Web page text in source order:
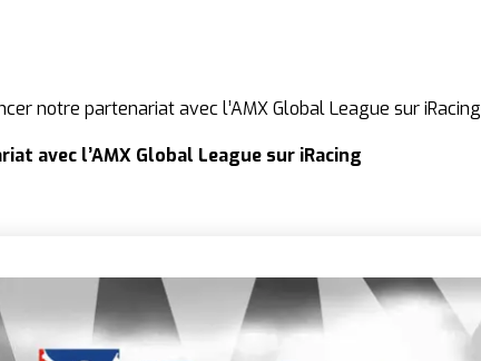
notre partenariat avec l’AMX Global League sur iRacing
avec l’AMX Global League sur iRacing